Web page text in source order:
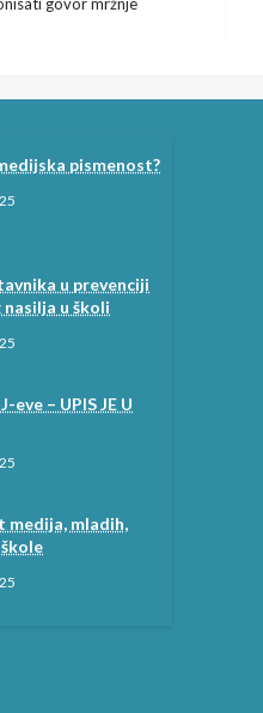
govor mržnje
pismenost?
u prevenciji
u školi
eve – UPIS JE U
medija, mladih,